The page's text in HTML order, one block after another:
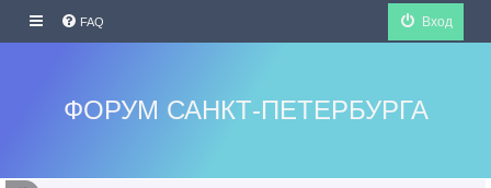
FAQ Вход
ФОРУМ САНКТ-ПЕТЕРБУРГА